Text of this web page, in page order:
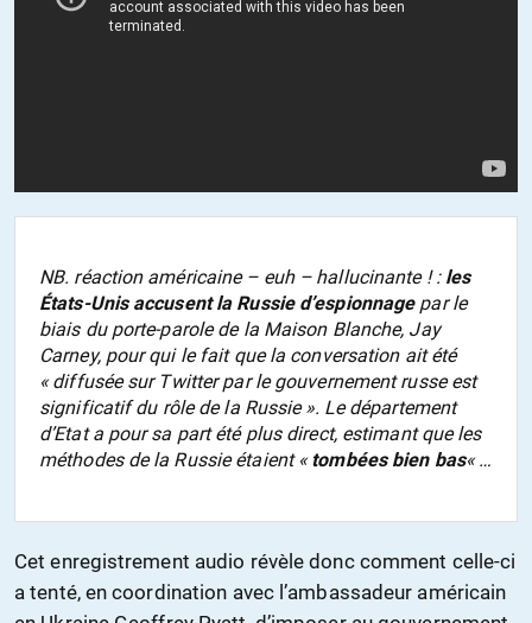
NB. réaction américaine – euh – hallucinante ! : les
États-Unis accusent la Russie d’espionnagepar le
biais du porte-parole de la Maison Blanche, Jay
Carney, pour qui le fait que la conversation ait été
« diffusée sur Twitter par le gouvernement russe est
significatif du rôle de la Russie ». Le département
d’Etat a pour sa part été plus direct, estimant que les
méthodes de la Russie étaient «tombées bien bas« …
Cet enregistrement audio révèle donc comment celle-ci
a tenté, en coordination avec l’ambassadeur américain